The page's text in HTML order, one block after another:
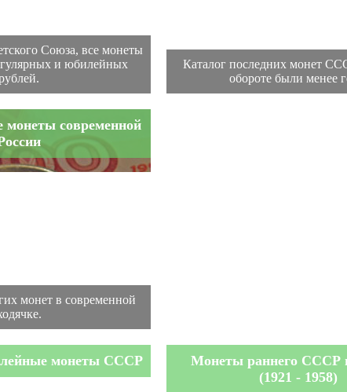
Союза, все монеты
и юбилейных
Каталог последних монет
обороте были менее
монеты современной
монет в современной
монеты СССР
Монеты раннего
(1921 - 1958)